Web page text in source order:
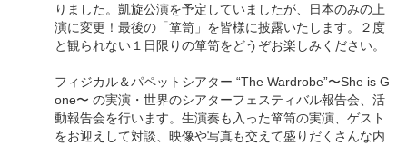
りました。凱旋公演を予定していましたが、日本のみの上
演に変更！最後の「箪笥」を皆様に披露いたします。２度
と観られない１日限りの箪笥をどうぞお楽しみください。
フィジカル＆パペットシアター “The Wardrobe”〜She is G
one〜 の実演・世界のシアターフェスティバル報告会、活
動報告会を行います。生演奏も入った箪笥の実演、ゲスト
をお迎えして対談、映像や写真も交えて盛りだくさんな内